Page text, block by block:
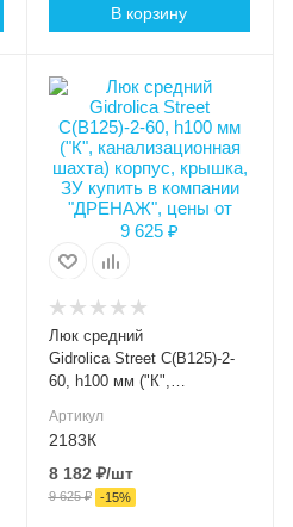
В корзину
Высота внешняя (мм)
Ширина внешняя (мм)
740
Класс нагрузки
Материал лотка и
Чугун
Вес, кг
35
Серия
СФ
Артикул
2183К
Люк средний
Gidrolica Street С(В125)-2-
60, h100 мм ("К",
корпус, крышка, ЗУ
Артикул
2183К
8 182 ₽/шт
9 625₽ -15%